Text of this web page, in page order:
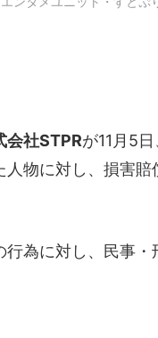
会社STPRが11月5
物に対し、損害
為に対し、民事